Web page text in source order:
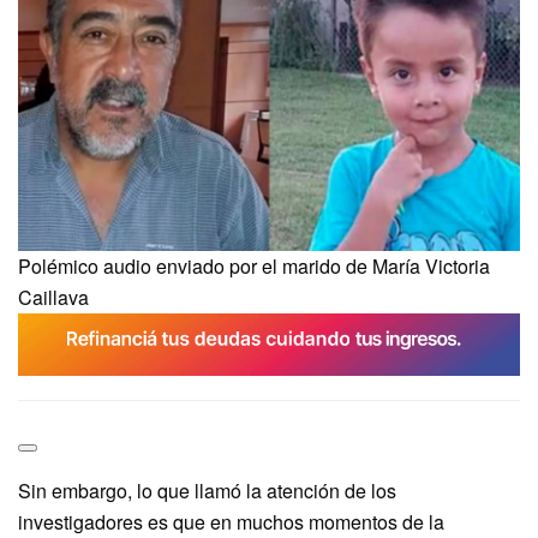
Polémico audio enviado por el marido de María Victoria
Caillava
Sin embargo, lo que llamó la atención de los
investigadores es que en muchos momentos de la